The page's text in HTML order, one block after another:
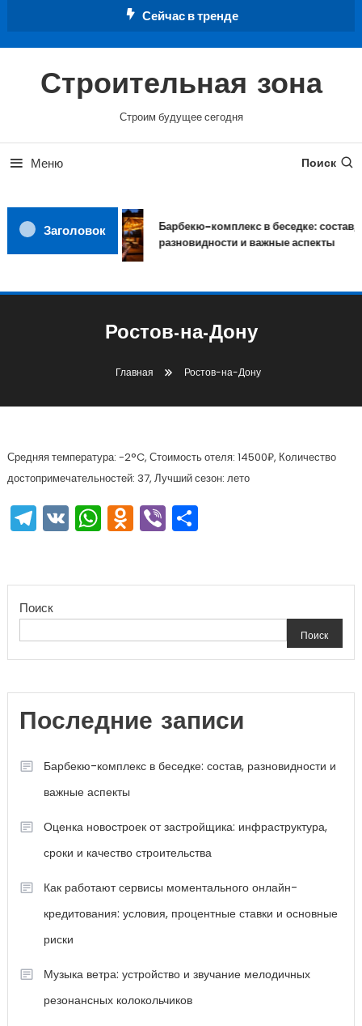
Сейчас в тренде
Строительная зона
Строим будущее сегодня
Меню Поиск
Заголовок
Барбекю-комплекс в беседке: состав,
разновидности и важные аспекты
Ростов-на-Дону
Главная Ростов-на-Дону
Средняя температура: -2°C, Стоимость отеля: 14500₽, Количество
достопримечательностей: 37, Лучший сезон: лето
Telegram
VKWhatsApp
Odnoklassniki
ViberОтправить
Поиск
Поиск
Последние записи
Барбекю-комплекс в беседке: состав, разновидности и
важные аспекты
Оценка новостроек от застройщика: инфраструктура,
сроки и качество строительства
Как работают сервисы моментального онлайн-
кредитования: условия, процентные ставки и основные
риски
Музыка ветра: устройство и звучание мелодичных
резонансных колокольчиков